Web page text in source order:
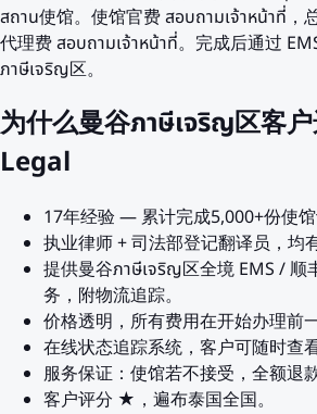
สถาน使馆。使馆官费 สอบถามเจ้าหน้าที่，
代理费 สอบถามเจ้าหน้าที่。完成后通过
ภาษีเจริญ区。
为什么曼谷ภาษีเจริญ区客
Legal
17年经验 — 累计完成5,000+份使馆
执业律师 + 司法部登记翻译员，均
提供曼谷ภาษีเจริญ区全境 EMS / 顺
务，附物流追踪。
价格透明，所有费用在开始办理前
在线状态追踪系统，客户可随时查看
服务保证：使馆若不接受，全额退款
客户评分 ★，遍布泰国全国。